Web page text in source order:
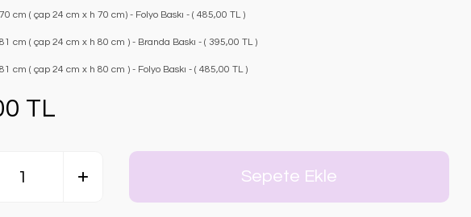
cm ( çap 24 cm x h 70 cm) - Folyo Baskı - ( 485,00 TL )
cm ( çap 24 cm x h 80 cm ) - Branda Baskı - ( 395,00 TL )
cm ( çap 24 cm x h 80 cm ) - Folyo Baskı - ( 485,00 TL )
TL
Sepete Ekle